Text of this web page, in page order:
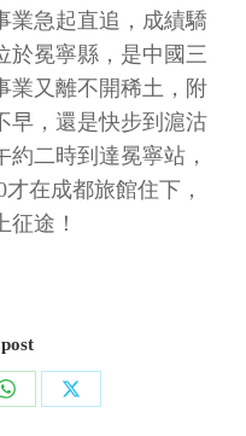
業急起直追，成績驕
於冕寧縣，是中國三
業又離不開稀土，附
早，還是快步到滬沽
二時到達冕寧站，
在成都旅館住下，
途！
Share
Share